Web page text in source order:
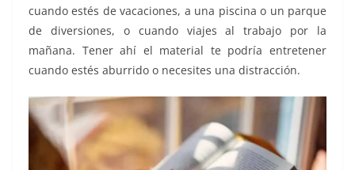
cuando estés de vacaciones, a una piscina o un parque
de diversiones, o cuando viajes al trabajo por la
mañana. Tener ahí el material te podría entretener
cuando estés aburrido o necesites una distracción.